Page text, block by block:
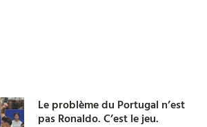
Le problème du Portugal n’est
pas Ronaldo. C’est le jeu.